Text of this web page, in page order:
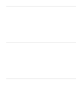
التي ارتبطت
حيث يحرص